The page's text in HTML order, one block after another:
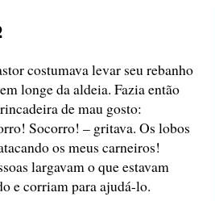
costumava levar seu rebanho
longe da aldeia. Fazia então
de mau gosto:
Socorro! – gritava. Os lobos
os meus carneiros!
largavam o que estavam
e corriam para ajudá-lo.